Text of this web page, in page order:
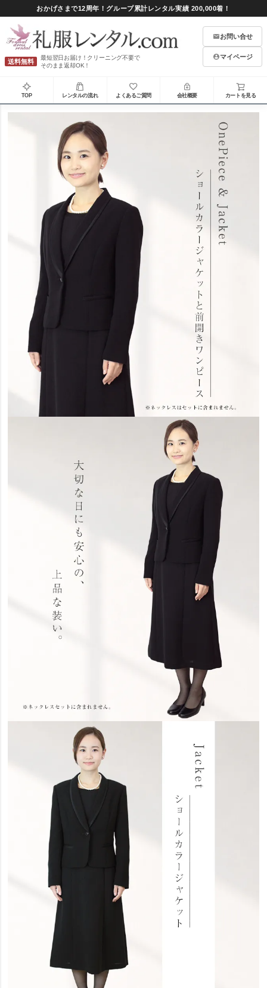
おかげさまで12周年！グループ累計レンタル実績 200,000着！
送料無料
最短翌日お届け！クリーニング不要で
そのまま返却OK！
お問い合せ
マイページ
TOP レンタルの流れ よくあるご質問 会社概要 カートを見る